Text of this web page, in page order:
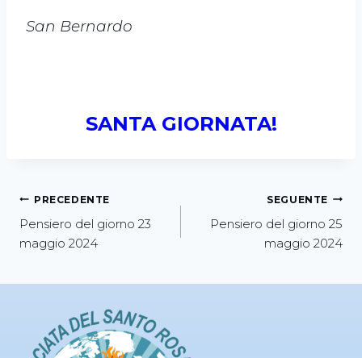
San Bernardo
SANTA GIORNATA!
PRECEDENTE
Pensiero del giorno 23
maggio 2024
SEGUENTE
Pensiero del giorno 25
maggio 2024